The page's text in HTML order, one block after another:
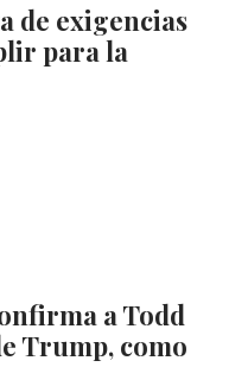
de exigencias
para la
a Todd
Trump, como